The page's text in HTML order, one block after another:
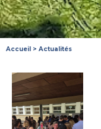
Accueil > Actualités